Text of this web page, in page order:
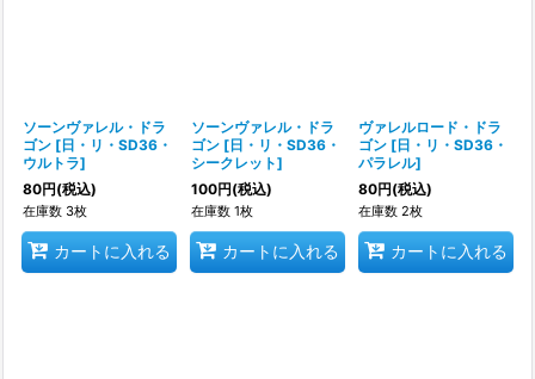
絞り込む
ソーンヴァレル・ドラ
ゴン [日・リ・SD36・
ウルトラ]
80円(税込)
在庫数 3枚
カートに入れる
ソーンヴァレル・ドラ
ゴン [日・リ・SD36・
シークレット]
100円(税込)
在庫数 1枚
カートに入れる
ヴァレルロード・ドラ
ゴン [日・リ・SD36・
パラレル]
80円(税込)
在庫数 2枚
カートに入れる